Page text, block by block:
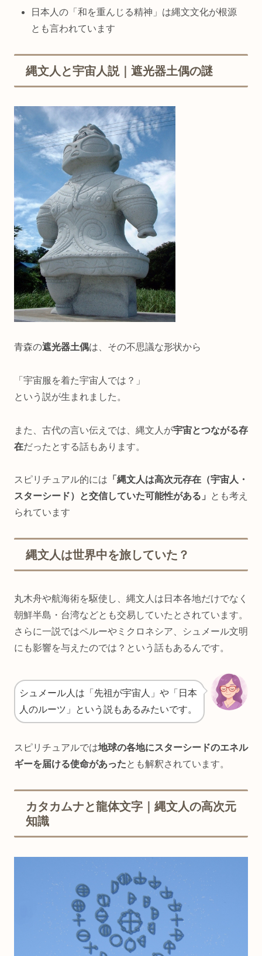
日本人の「和を重んじる精神」は縄文文化が根源
とも言われています
縄文人と宇宙人説｜遮光器土偶の謎
青森の遮光器土偶は、その不思議な形状から
「宇宙服を着た宇宙人では？」
という説が生まれました。
また、古代の言い伝えでは、縄文人が宇宙とつながる存
在だったとする話もあります。
スピリチュアル的には 「縄文人は高次元存在（宇宙人・
スターシード）と交信していた可能性がある」
とも考え
られています
縄文人は世界中を旅していた？
丸木舟や航海術を駆使し、縄文人は日本各地だけでなく
朝鮮半島・台湾などとも交易していたとされています。
さらに一説ではペルーやミクロネシア、シュメール文明
にも影響を与えたのでは？という話もあるんです。
シュメール人は「先祖が宇宙人」や「日本
人のルーツ」という説もあるみたいです。
スピリチュアルでは地球の各地にスターシードのエネル
ギーを届ける使命があったとも解釈されています。
カタカムナと龍体文字｜縄文人の高次元
知識